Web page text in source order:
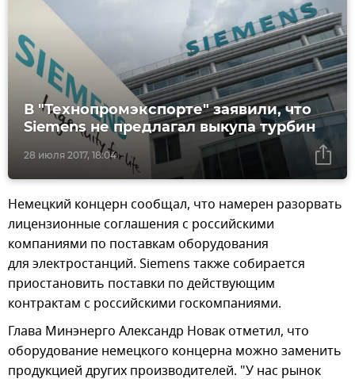
28 июля 2017, 18:04
В "Технопромэкспорте" заявили, что
Siemens не предлагал выкупа турбин
Немецкий концерн сообщал, что намерен разорвать
лицензионные соглашения с российскими
компаниями по поставкам оборудования
для электростанций. Siemens также собирается
приостановить поставки по действующим
контрактам с российскими госкомпаниями.
Глава Минэнерго Александр Новак отметил, что
оборудование немецкого концерна можно заменить
продукцией других производителей. "У нас рынок